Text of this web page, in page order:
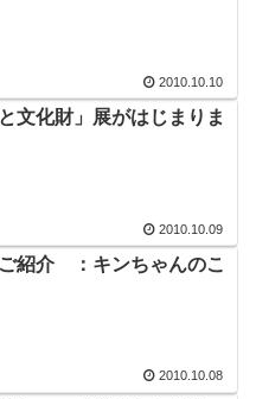
2010.10.10
と文化財」展がはじまりま
2010.10.09
紹介 ：キンちゃんのこ
2010.10.08